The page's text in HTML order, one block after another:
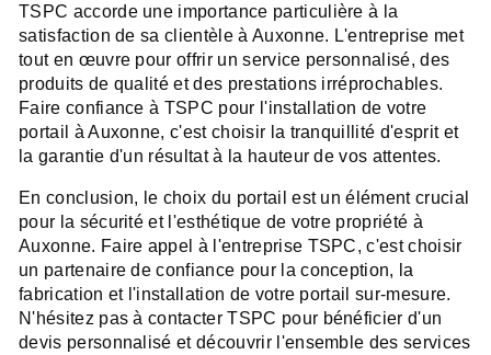
TSPC accorde une importance particulière à la
satisfaction de sa clientèle à Auxonne. L'entreprise met
tout en œuvre pour offrir un service personnalisé, des
produits de qualité et des prestations irréprochables.
Faire confiance à TSPC pour l'installation de votre
portail à Auxonne, c'est choisir la tranquillité d'esprit et
la garantie d'un résultat à la hauteur de vos attentes.
En conclusion, le choix du portail est un élément crucial
pour la sécurité et l'esthétique de votre propriété à
Auxonne. Faire appel à l'entreprise TSPC, c'est choisir
un partenaire de confiance pour la conception, la
fabrication et l'installation de votre portail sur-mesure.
N'hésitez pas à contacter TSPC pour bénéficier d'un
devis personnalisé et découvrir l'ensemble des services